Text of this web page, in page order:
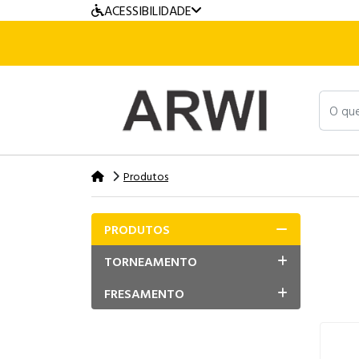
ACESSIBILIDADE
O que
Produtos
PRODUTOS
TORNEAMENTO
FRESAMENTO